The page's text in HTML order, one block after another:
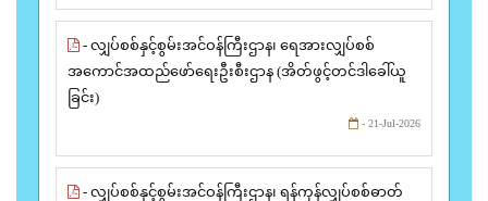
- လျှပ်စစ်နှင့်စွမ်းအင်ဝန်ကြီးဌာန၊ ရေအားလျှပ်စစ်
အကောင်အထည်ဖော်ရေးဦးစီးဌာန (အိတ်ဖွင့်တင်ဒါခေါ်ယူ
ခြင်း)
- 21-Jul-2026
- လျှပ်စစ်နှင့်စွမ်းအင်ဝန်ကြီးဌာန၊ ရန်ကုန်လျှပ်စစ်ဓာတ်